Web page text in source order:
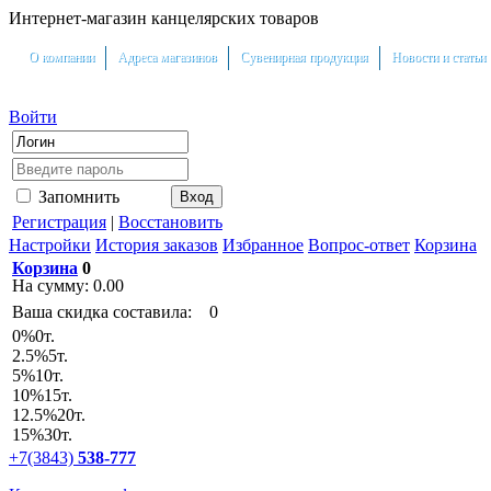
Интернет-магазин канцелярских товаров
О компании Адреса магазинов Сувенирная продукция Новости и статьи
Войти
Запомнить
Регистрация | Восстановить
Настройки История заказов Избранное Вопрос-ответ Корзина
Корзина 0
На сумму: 0.00
Ваша скидка составила:
0
0%0т.
2.5%5т.
5%10т.
10%15т.
12.5%20т.
15%30т.
+7(3843) 538-777